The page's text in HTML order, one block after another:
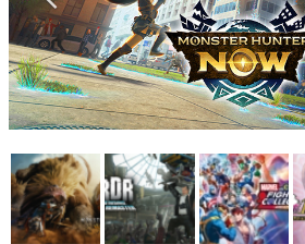
その他
電ファミニコゲーマーとは？
運営：株式会社マレ